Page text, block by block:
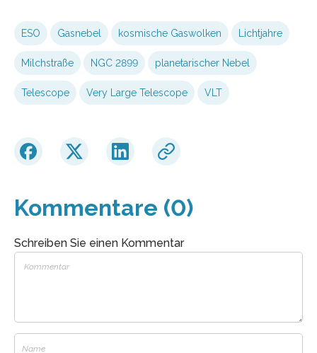
ESO Gasnebel kosmische Gaswolken Lichtjahre
Milchstraße NGC 2899 planetarischer Nebel
Telescope Very Large Telescope VLT
Kommentare (0)
Schreiben Sie einen Kommentar